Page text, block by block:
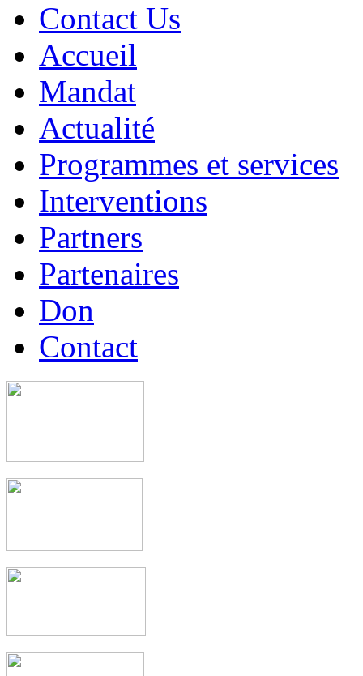
Contact Us
Accueil
Mandat
Actualité
Programmes et services
Interventions
Partners
Partenaires
Don
Contact